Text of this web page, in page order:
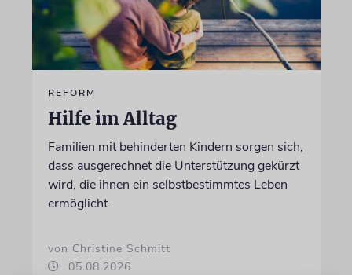
REFORM
Hilfe im Alltag
Familien mit behinderten Kindern sorgen sich,
dass ausgerechnet die Unterstützung gekürzt
wird, die ihnen ein selbstbestimmtes Leben
ermöglicht
von Christine Schmitt
05.08.2026